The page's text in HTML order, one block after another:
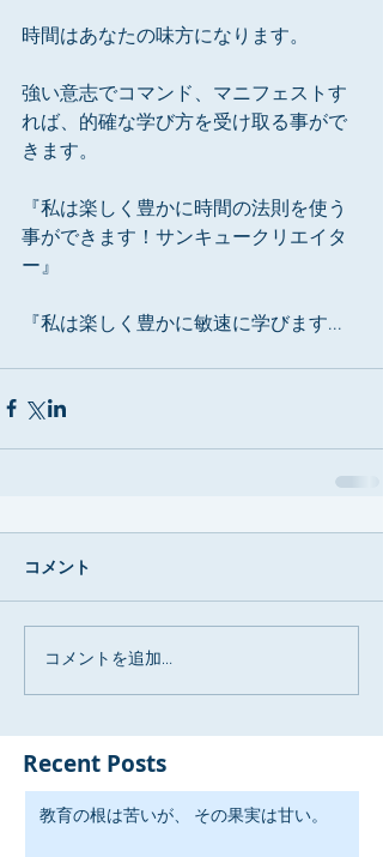
時間はあなたの味方になります。
強い意志でコマンド、マニフェストす
れば、的確な学び方を受け取る事がで
きます。
『私は楽しく豊かに時間の法則を使う
事ができます！サンキュークリエイタ
ー』
『私は楽しく豊かに敏速に学びます...
コメント
コメントを追加…
Recent Posts
教育の根は苦いが、 その果実は甘い。